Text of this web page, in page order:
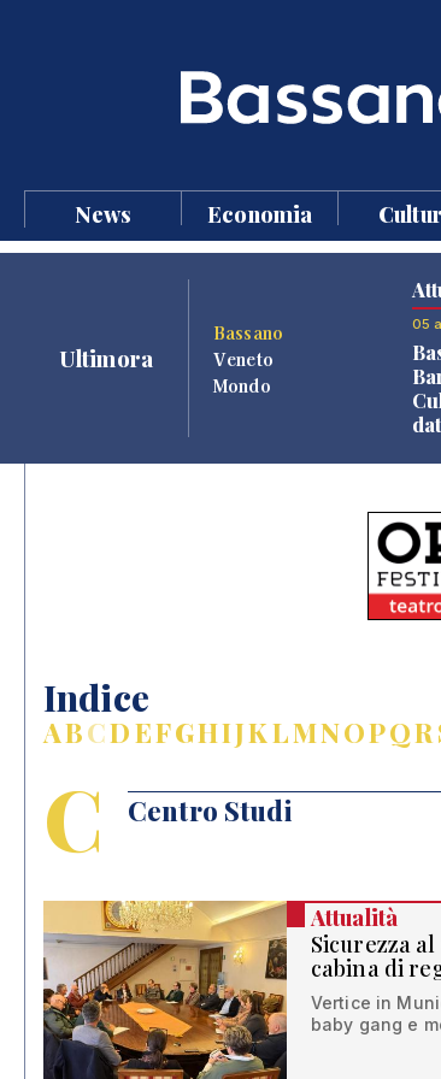
News Economia
Ultimora
Bassano
Veneto
Mondo
05
Indice
ABCDEFGHIJKLMNOPQR
C Centro Studi
Attualità
Sicurezza
cabina di
Vertice in
baby gang e